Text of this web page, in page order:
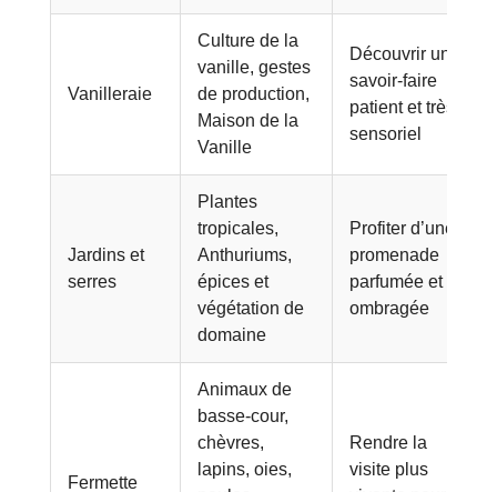
Vanilleraie
Culture de la
vanille, gestes
de production,
Maison de la
Vanille
Découvrir un
savoir-faire
patient et très
sensoriel
Jardins et
serres
Plantes
tropicales,
Anthuriums,
épices et
végétation de
domaine
Profiter d’une
promenade
parfumée et
ombragée
Fermette
Animaux de
basse-cour,
chèvres,
lapins, oies,
Rendre la
visite plus